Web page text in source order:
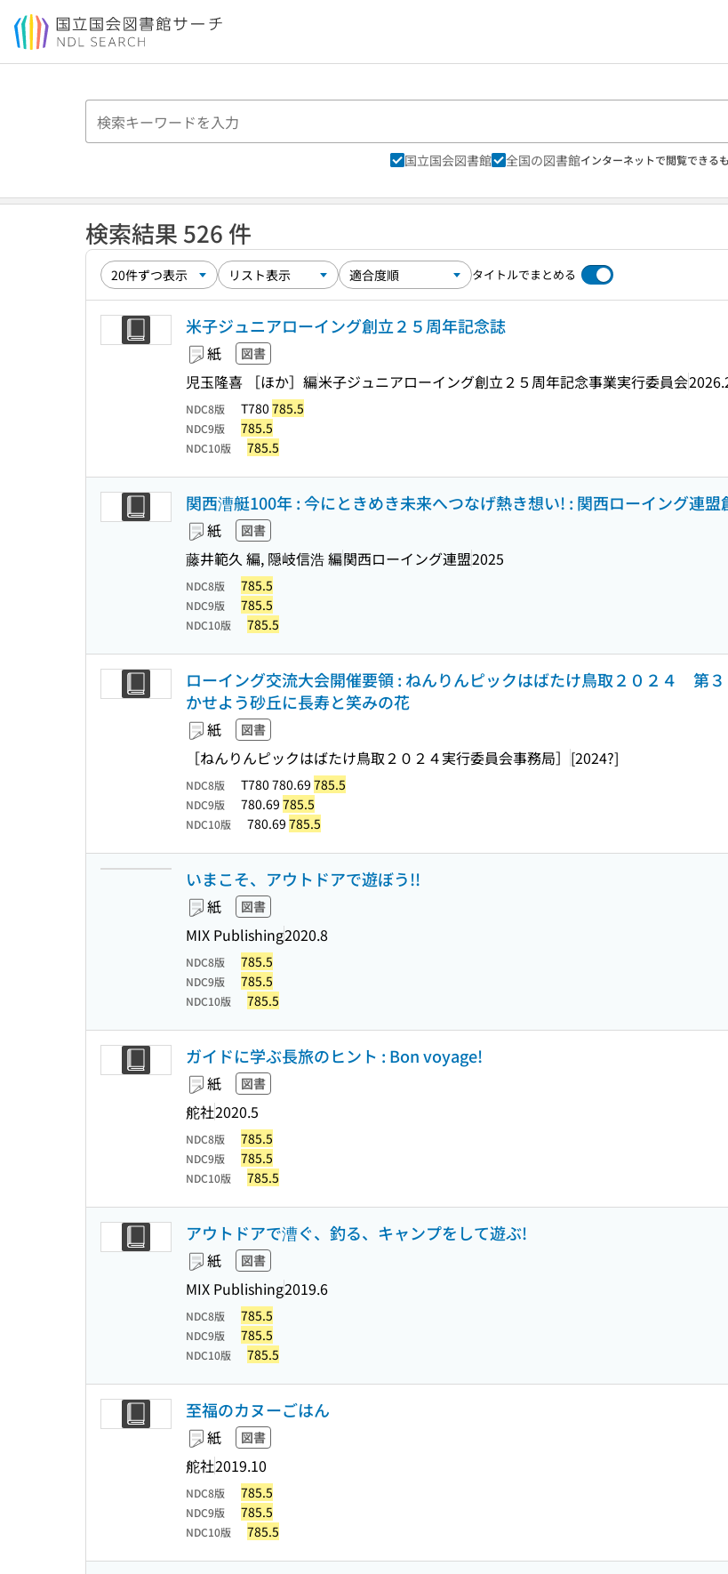
本文へ移動
国立国会図書館 全国の図書館インターネットで閲覧できる
検索結果 526 件
タイトルでまとめる
米子ジュニアローイング創立２５周年記念誌
紙 図書
児玉隆喜 ［ほか］編米子ジュニアローイング創立２５周年記念事業実行委員会
NDC8版 T780 785.5
NDC9版 785.5
NDC10版 785.5
関西漕艇100年 : 今にときめき未来へつなげ熱き想い! : 関西ローイング連
紙 図書
藤井範久 編, 隠岐信浩 編関西ローイング連盟2025
NDC8版 785.5
NDC9版 785.5
NDC10版 785.5
ローイング交流大会開催要領 : ねんりんピックはばたけ鳥取２０２４ 第
かせよう砂丘に長寿と笑みの花
紙 図書
［ねんりんピックはばたけ鳥取２０２４実行委員会事務局］ [2024?]
NDC8版 T780 780.69 785.5
NDC9版 780.69 785.5
NDC10版 780.69 785.5
いまこそ、アウトドアで遊ぼう!!
紙 図書
MIX Publishing2020.8
NDC8版 785.5
NDC9版 785.5
NDC10版 785.5
ガイドに学ぶ長旅のヒント : Bon voyage!
紙 図書
舵社2020.5
NDC8版 785.5
NDC9版 785.5
NDC10版 785.5
アウトドアで漕ぐ、釣る、キャンプをして遊ぶ!
紙 図書
MIX Publishing2019.6
NDC8版 785.5
NDC9版 785.5
NDC10版 785.5
至福のカヌーごはん
紙 図書
舵社2019.10
NDC8版 785.5
NDC9版 785.5
NDC10版 785.5